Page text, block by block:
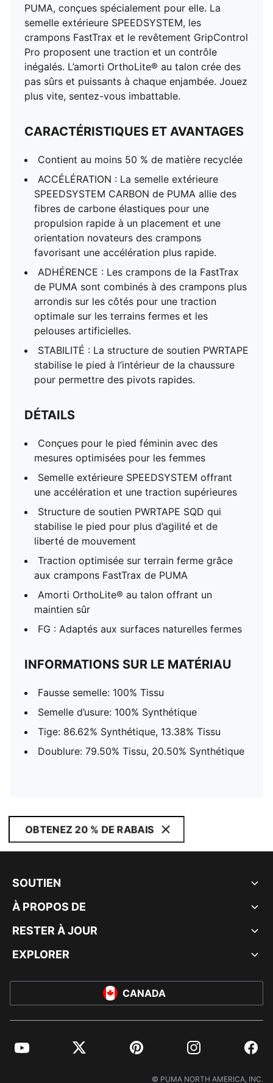
PUMA, conçues spécialement pour elle. La
semelle extérieure SPEEDSYSTEM, les
crampons FastTrax et le revêtement GripControl
Pro proposent une traction et un contrôle
inégalés. L’amorti OrthoLite® au talon crée des
pas sûrs et puissants à chaque enjambée. Jouez
plus vite, sentez-vous imbattable.
CARACTÉRISTIQUES ET AVANTAGES
Contient au moins 50 % de matière recyclée
ACCÉLÉRATION : La semelle extérieure
SPEEDSYSTEM CARBON de PUMA allie des
fibres de carbone élastiques pour une
propulsion rapide à un placement et une
orientation novateurs des crampons
favorisant une accélération plus rapide.
ADHÉRENCE : Les crampons de la FastTrax
de PUMA sont combinés à des crampons plus
arrondis sur les côtés pour une traction
optimale sur les terrains fermes et les
pelouses artificielles.
STABILITÉ : La structure de soutien PWRTAPE
stabilise le pied à l’intérieur de la chaussure
pour permettre des pivots rapides.
DÉTAILS
Conçues pour le pied féminin avec des
mesures optimisées pour les femmes
Semelle extérieure SPEEDSYSTEM offrant
une accélération et une traction supérieures
Structure de soutien PWRTAPE SQD qui
stabilise le pied pour plus d’agilité et de
liberté de mouvement
Traction optimisée sur terrain ferme grâce
aux crampons FastTrax de PUMA
Amorti OrthoLite® au talon offrant un
maintien sûr
FG : Adaptés aux surfaces naturelles fermes
INFORMATIONS SUR LE MATÉRIAU
Fausse semelle: 100% Tissu
Semelle d’usure: 100% Synthétique
Tige: 86.62% Synthétique, 13.38% Tissu
Doublure: 79.50% Tissu, 20.50% Synthétique
OBTENEZ 20 % DE RABAIS
SOUTIEN
À PROPOS DE
RESTER À JOUR
EXPLORER
CANADA
YouTube Twitter Pinterest Instagram
© PUMA NORTH AMERICA, INC.